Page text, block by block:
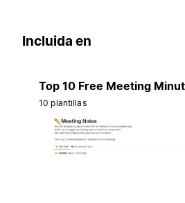
Incluida en
Top 10 Free Meeting
10 plantillas